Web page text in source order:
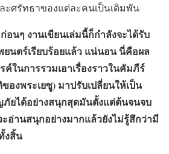
ะศรัทธาของแต่ละคนเป็นเดิมพัน
อนๆ งานเขียนเล่มนี้ก็กำลังจะได้รับ
ยนตร์เรียบร้อยแล้ว แน่นอน นี่คือผล
ในการรวมเอาเรื่องราวในคัมภีร์
องพระเยซู) มาปรับเปลี่ยนให้เป็น
ยได้อย่างสนุกสุดมันตั้งแต่ต้นจนจบ
อ่านสนุกอย่างมากแล้วยังไม่รู้สึกว่ามี
งสิ้น